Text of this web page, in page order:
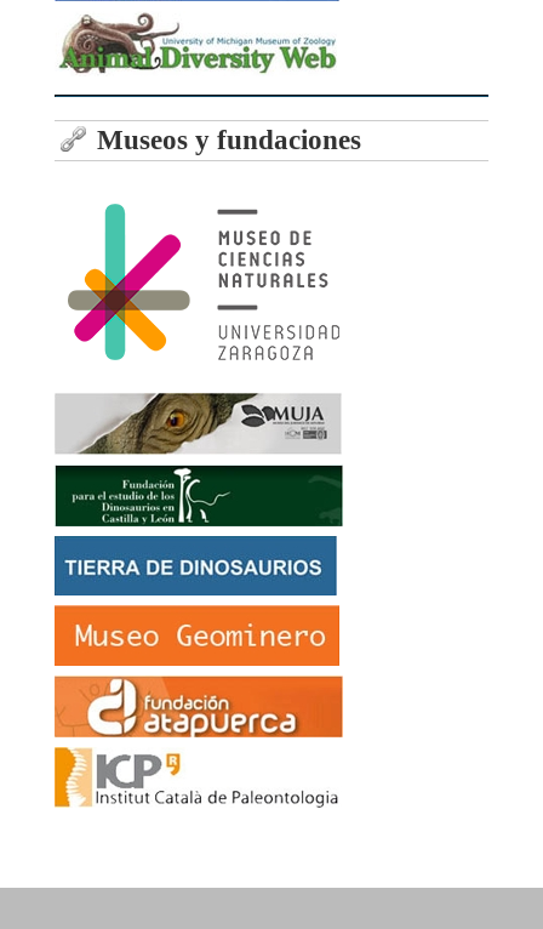
Museos y fundaciones